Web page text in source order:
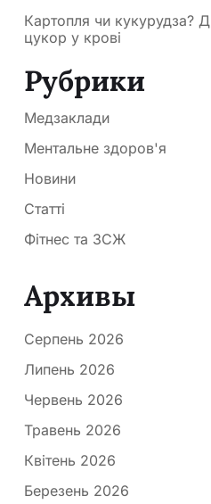
Картопля чи кукурудза?
цукор у крові
Рубрики
Медзаклади
Ментальне здоров'я
Новини
Статті
Фітнес та ЗСЖ
Архивы
Серпень 2026
Липень 2026
Червень 2026
Травень 2026
Квітень 2026
Березень 2026